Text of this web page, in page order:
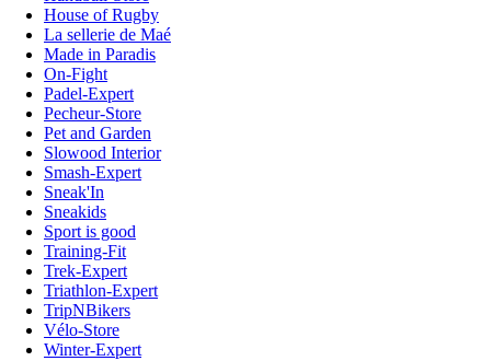
House of Rugby
La sellerie de Maé
Made in Paradis
On-Fight
Padel-Expert
Pecheur-Store
Pet and Garden
Slowood Interior
Smash-Expert
Sneak'In
Sneakids
Sport is good
Training-Fit
Trek-Expert
Triathlon-Expert
TripNBikers
Vélo-Store
Winter-Expert